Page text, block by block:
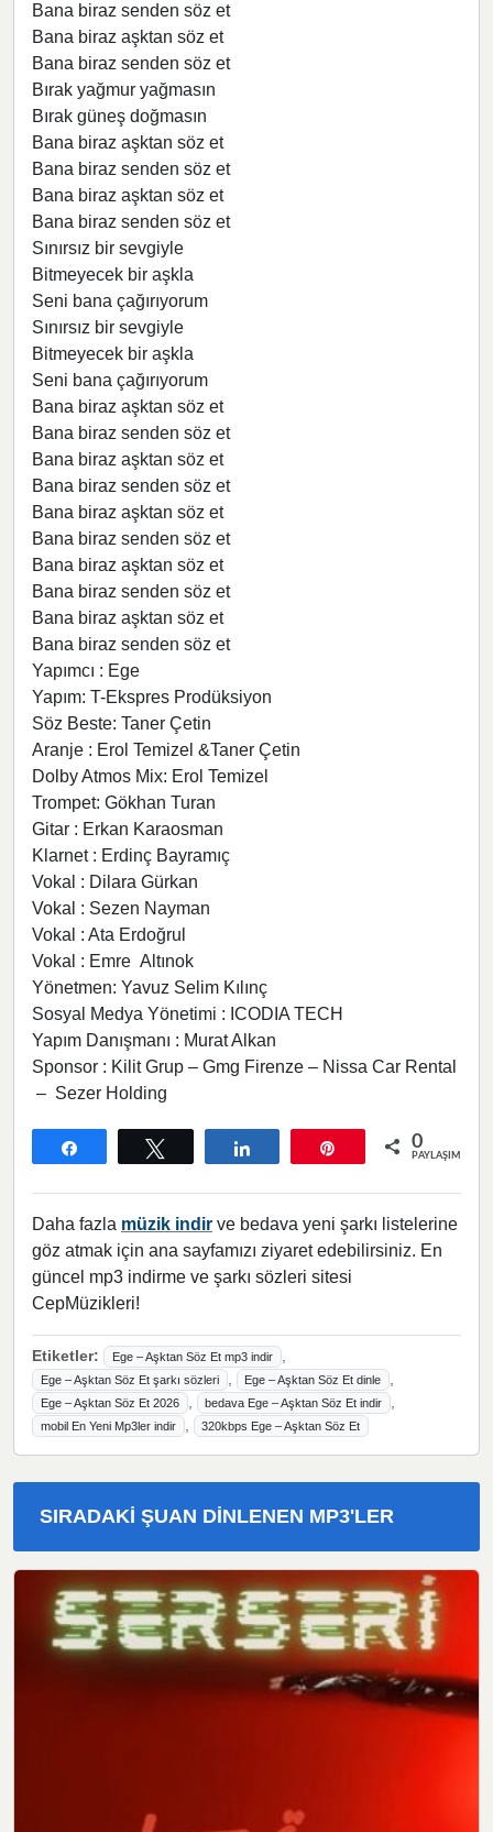
Bana biraz senden söz et
Bana biraz aşktan söz et
Bana biraz senden söz et
Bırak yağmur yağmasın
Bırak güneş doğmasın
Bana biraz aşktan söz et
Bana biraz senden söz et
Bana biraz aşktan söz et
Bana biraz senden söz et
Sınırsız bir sevgiyle
Bitmeyecek bir aşkla
Seni bana çağırıyorum
Sınırsız bir sevgiyle
Bitmeyecek bir aşkla
Seni bana çağırıyorum
Bana biraz aşktan söz et
Bana biraz senden söz et
Bana biraz aşktan söz et
Bana biraz senden söz et
Bana biraz aşktan söz et
Bana biraz senden söz et
Bana biraz aşktan söz et
Bana biraz senden söz et
Bana biraz aşktan söz et
Bana biraz senden söz et
Yapımcı : Ege
Yapım: T-Ekspres Prodüksiyon
Söz Beste: Taner Çetin
Aranje : Erol Temizel &Taner Çetin
Dolby Atmos Mix: Erol Temizel
Trompet: Gökhan Turan
Gitar : Erkan Karaosman
Klarnet : Erdinç Bayramıç
Vokal : Dilara Gürkan
Vokal : Sezen Nayman
Vokal : Ata Erdoğrul
Vokal : Emre Altınok
Yönetmen: Yavuz Selim Kılınç
Sosyal Medya Yönetimi : ICODIA TECH
Yapım Danışmanı : Murat Alkan
Sponsor : Kilit Grup – Gmg Firenze – Nissa Car Rental
– Sezer Holding
0
PAYLAŞIMLAR
Daha fazla müzik indir ve bedava yeni şarkı listelerine
göz atmak için ana sayfamızı ziyaret edebilirsiniz. En
güncel mp3 indirme ve şarkı sözleri sitesi
CepMüzikleri!
Etiketler: Ege – Aşktan Söz Et mp3 indir
Ege – Aşktan Söz Et şarkı sözleri Ege – Aşktan Söz Et dinle
Ege – Aşktan Söz Et 2026 bedava Ege – Aşktan Söz Et indir
mobil En Yeni Mp3ler indir 320kbps Ege – Aşktan Söz Et
SIRADAKI ŞUAN DINLENEN MP3'LER